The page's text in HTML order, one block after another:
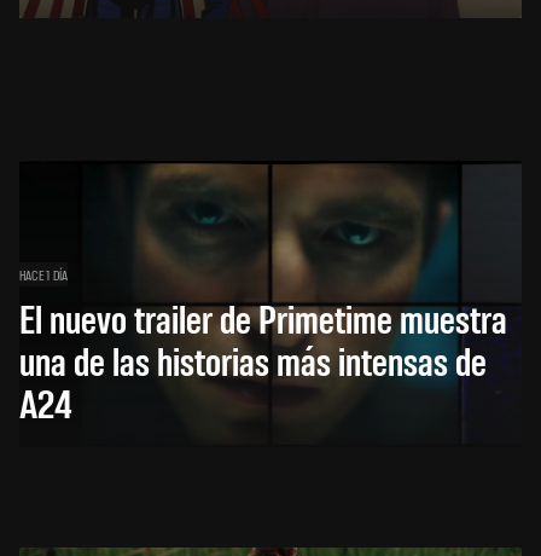
HACE 1 DÍA
El nuevo trailer de Primetime muestra
una de las historias más intensas de
A24